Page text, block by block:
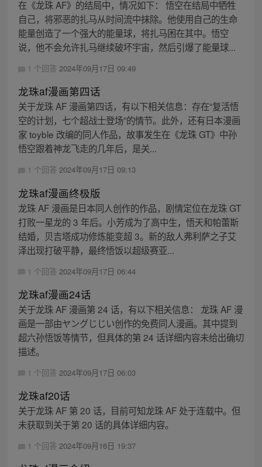
在《龙珠 AF》的结局中，情况如下： 悟空在结局中牺牲
自己，将邪恶的扎马从时间流中抹除。他使用自己的生命
能量创造了一个强大的能量球，将扎马困在其中。悟空
说，他不会允许扎马继续破坏宇宙，然后引爆了能量球...
1 个回答 2024年09月17日 09:49
龙珠af漫画第四话
关于龙珠 AF 漫画第四话，有以下相关信息：存在“复活悟
空的计划，七个超战士登场”的情节。此外，还有日本漫画
家 toyble 改编的同人作品，故事发生在《龙珠 GT》中孙
悟空跟着神龙飞走的几年后，是关...
1 个回答 2024年09月17日 09:13
龙珠af漫画终极版
龙珠 AF 漫画是日本同人创作的作品，剧情定位在龙珠 GT
打败一星龙的 3 年后。小芳成为了高中生，悟天和帕蕾斯
结婚，贝吉塔成功修炼能变超 3。新的敌人弗利萨之子艾
泽出现打破平静，最终悟饭以超级赛亚...
1 个回答 2024年09月17日 06:44
龙珠af漫画24话
关于龙珠 AF 漫画第 24 话，有以下相关信息： 龙珠 AF 漫
画是一部由ヤングじじい创作的免费同人漫画。其中提到
超六孙悟饭等情节，但具体的第 24 话详细内容未给出确切
描述。
1 个回答 2024年09月17日 06:03
龙珠af20话
关于龙珠 AF 第 20 话，目前可知龙珠 AF 处于连载中。但
未获取到关于第 20 话的具体详细内容。
1 个回答 2024年09月16日 19:37